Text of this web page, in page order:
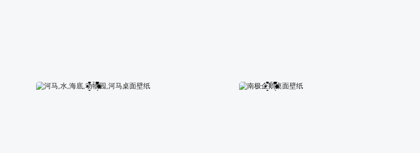
可爱狗狗桌面壁纸 树,苔藓,猫头鹰,桌面壁纸